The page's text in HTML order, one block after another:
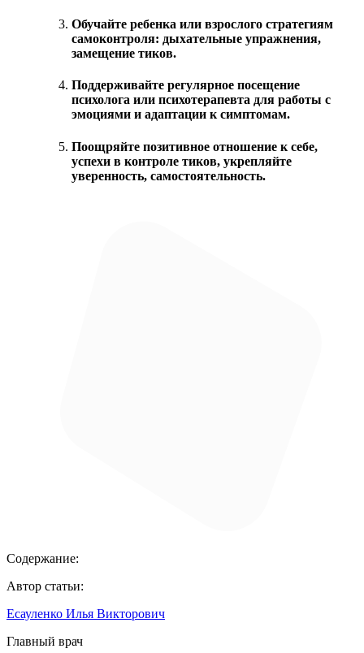
Обучайте ребенка или взрослого стратегиям
самоконтроля: дыхательные упражнения,
замещение тиков.
Поддерживайте регулярное посещение
психолога или психотерапевта для работы с
эмоциями и адаптации к симптомам.
Поощряйте позитивное отношение к себе,
успехи в контроле тиков, укрепляйте
уверенность, самостоятельность.
Содержание:
Автор статьи:
Есауленко Илья Викторович
Главный врач